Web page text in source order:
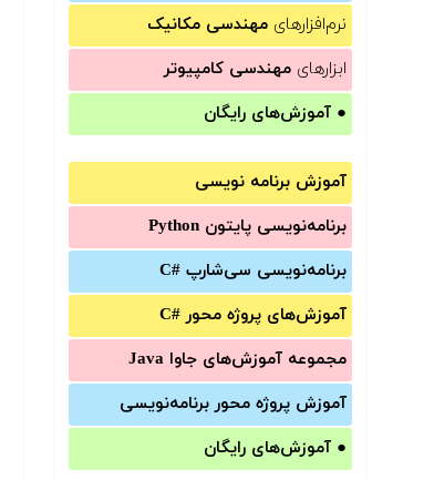
نرم‌افزارهای مهندسی مکانیک
ابزارهای مهندسی کامپیوتر
● آموزش‌های رایگان
آموزش برنامه نویسی
برنامه‌نویسی پایتون Python
برنامه‌‌نویسی سی‌شارپ C#‎
آموزش‌های پروژه محور #C
مجموعه آموزش‌های جاوا Java
آموزش‌ پروژه محور برنامه‌نویسی
● آموزش‌های رایگان